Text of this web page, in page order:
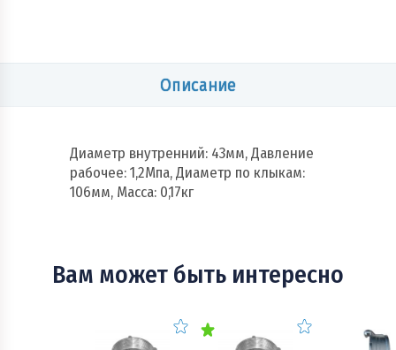
Описание
Диаметр внутренний: 43мм, Давление
рабочее: 1,2Мпа, Диаметр по клыкам:
106мм, Масса: 0,17кг
Вам может быть интересно